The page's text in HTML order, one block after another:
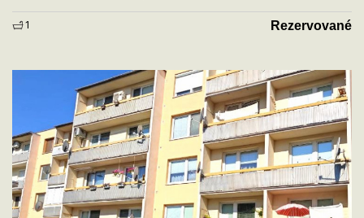
1 Rezervované